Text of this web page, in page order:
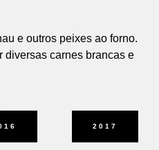
e outros peixes ao forno.
diversas carnes brancas e
2017